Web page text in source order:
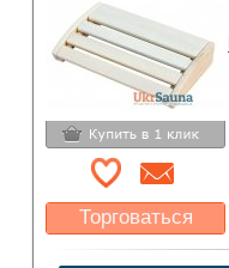
Торговаться
Какая цена Вас